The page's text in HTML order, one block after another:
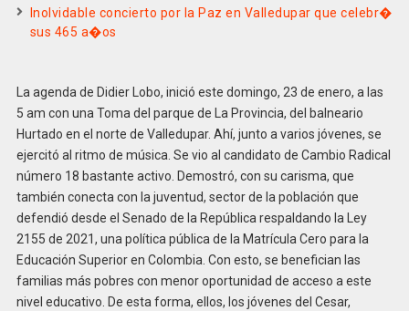
Inolvidable concierto por la Paz en Valledupar que celebr�
sus 465 a�os
La agenda de Didier Lobo, inició este domingo, 23 de enero, a las
5 am con una Toma del parque de La Provincia, del balneario
Hurtado en el norte de Valledupar. Ahí, junto a varios jóvenes, se
ejercitó al ritmo de música. Se vio al candidato de Cambio Radical
número 18 bastante activo. Demostró, con su carisma, que
también conecta con la juventud, sector de la población que
defendió desde el Senado de la República respaldando la Ley
2155 de 2021, una política pública de la Matrícula Cero para la
Educación Superior en Colombia. Con esto, se benefician las
familias más pobres con menor oportunidad de acceso a este
nivel educativo. De esta forma, ellos, los jóvenes del Cesar,